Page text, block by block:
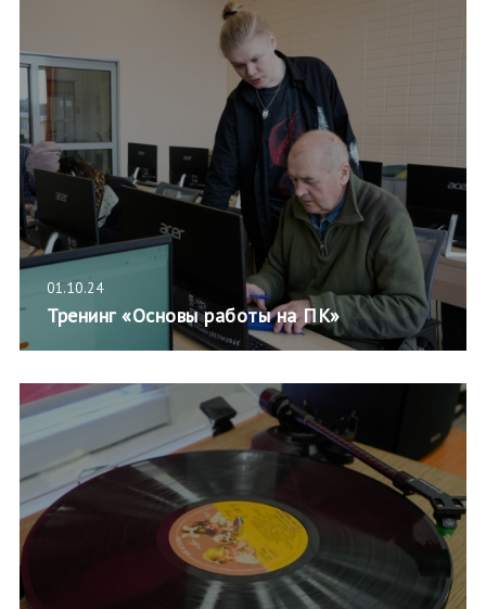
01.10.24
Тренинг «Основы работы на ПК»